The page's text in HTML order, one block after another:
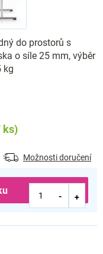
ks)
Možnosti doručení
do prostorů s
o síle 25 mm, výběr
kg